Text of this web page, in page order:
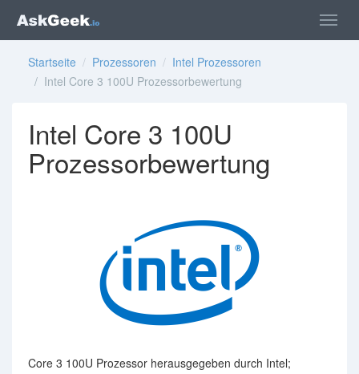
Startseite / Prozessoren / Intel Prozessoren
/ Intel Core 3 100U Prozessorbewertung
Intel Core 3 100U
Prozessorbewertung
Core 3 100U Prozessor herausgegeben durch Intel;